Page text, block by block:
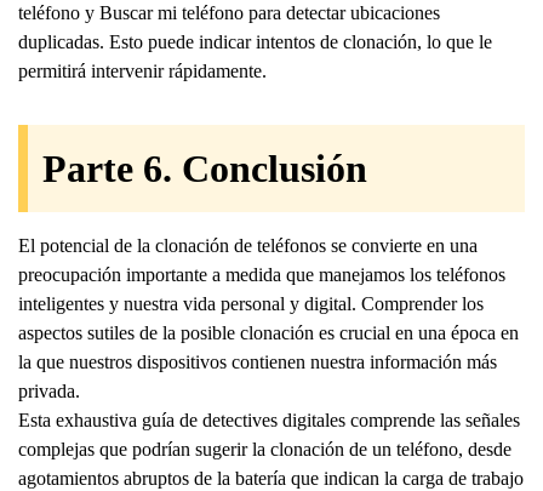
teléfono y Buscar mi teléfono para detectar ubicaciones
duplicadas. Esto puede indicar intentos de clonación, lo que le
permitirá intervenir rápidamente.
Parte 6. Conclusión
El potencial de la clonación de teléfonos se convierte en una
preocupación importante a medida que manejamos los teléfonos
inteligentes y nuestra vida personal y digital. Comprender los
aspectos sutiles de la posible clonación es crucial en una época en
la que nuestros dispositivos contienen nuestra información más
privada.
Esta exhaustiva guía de detectives digitales comprende las señales
complejas que podrían sugerir la clonación de un teléfono, desde
agotamientos abruptos de la batería que indican la carga de trabajo